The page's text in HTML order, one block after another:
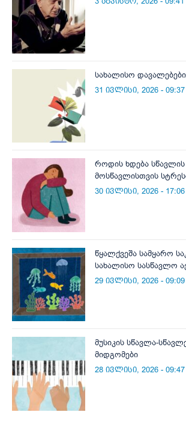
სახალისო
31 ივლისი, 2026 - 09:37
როდის ხდება
მოსწავლისთვის
30 ივლისი, 2026 - 17:06
წყალქვეშა სამყარო
სახალისო სასწავლო
29 ივლისი, 2026 - 09:09
მუსიკის სწავლა-
მიდგომები
28 ივლისი, 2026 - 09:47